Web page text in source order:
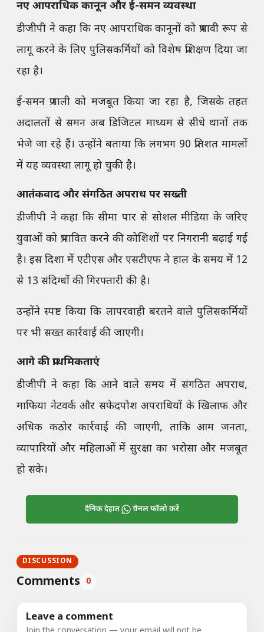
नए आपराधिक कानून और ई-समन व्यवस्था
डीजीपी ने कहा कि नए आपराधिक कानूनों को प्रभावी रूप से
लागू करने के लिए पुलिसकर्मियों को विशेष प्रशिक्षण दिया जा
रहा है।
ई-समन प्रणाली को मजबूत किया जा रहा है, जिसके तहत
अदालतों से समन अब डिजिटल माध्यम से सीधे थानों तक
भेजे जा रहे हैं। उन्होंने बताया कि लगभग 90 प्रतिशत मामलों
में यह व्यवस्था लागू हो चुकी है।
आतंकवाद और संगठित अपराध पर सख्ती
डीजीपी ने कहा कि सीमा पार से सोशल मीडिया के जरिए
युवाओं को प्रभावित करने की कोशिशों पर निगरानी बढ़ाई गई
है। इस दिशा में एटीएस और एसटीएफ ने हाल के समय में 12
से 13 संदिग्धों की गिरफ्तारी की है।
उन्होंने स्पष्ट किया कि लापरवाही बरतने वाले पुलिसकर्मियों
पर भी सख्त कार्रवाई की जाएगी।
आगे की प्राथमिकताएं
डीजीपी ने कहा कि आने वाले समय में संगठित अपराध,
माफिया नेटवर्क और सफेदपोश अपराधियों के खिलाफ और
अधिक कठोर कार्रवाई की जाएगी, ताकि आम जनता,
व्यापारियों और महिलाओं में सुरक्षा का भरोसा और मजबूत
हो सके।
दैनिक देहात चैनल फॉलो करें
DISCUSSION
Comments 0
Leave a comment